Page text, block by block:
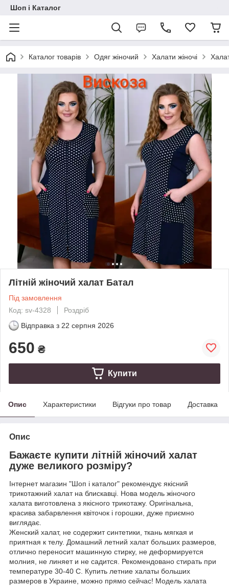
Шоп і Каталог
Каталог товарів Одяг жіночий Халати жіночі
Літній жіночий халат Батал
Під замовлення
Код: sv-4328
Роздріб
Відправка з 22 серпня 2026
650 ₴
Купити
Опис Характеристики Відгуки про товар Доставка
Опис
Бажаєте купити літній жіночий халат
дуже великого розміру?
Інтернет магазин "Шоп і каталог" рекомендує якісний
трикотажний халат на блискавці. Нова модель жіночого
халата виготовлена з якісного трикотажу. Оригінальна,
красива забарвлення квіточок і горошки, дуже приємно
виглядає.
Женский халат, не содержит синтетики, ткань мягкая и
приятная к телу. Домашний летний халат больших размеров,
отлично переносит машинную стирку, не деформируется
молния, не линяет и не садится. Рекомендовано стирать при
температуре 30-40 С. Купить летние халаты больших
размеров в Украине, можно прямо сейчас! Модель халата